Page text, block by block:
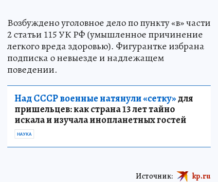
Возбуждено уголовное дело по пункту «в» части
2 статьи 115 УК РФ (умышленное причинение
легкого вреда здоровью). Фигурантке избрана
подписка о невыезде и надлежащем
поведении.
Над СССР военные натянули «сетку»для
пришельцев: как страна 13 лет тайно
искала и изучала инопланетных гостей
НАУКА
Источник: kp.ru